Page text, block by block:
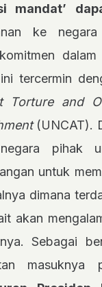
mandat’
ke
tercermin
Torture and
(UNCAT).
pihak
untuk
dimana
akan
Sebagai
masuknya